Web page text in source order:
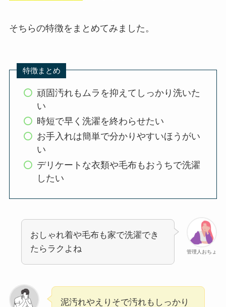
そちらの特徴をまとめてみました。
特徴まとめ
頑固汚れもムラを抑えてしっかり洗いた
い
時短で早く洗濯を終わらせたい
お手入れは簡単で分かりやすいほうがい
い
デリケートな衣類や毛布もおうちで洗濯
したい
管理人おちょ
おしゃれ着や毛布も家で洗濯でき
たらラクよね
泥汚れやえりそで汚れもしっかり